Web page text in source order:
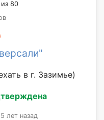
80
в г. Зазимье)
лет назад